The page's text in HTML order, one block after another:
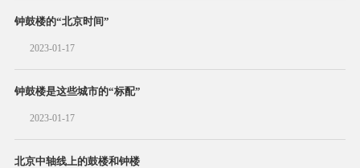
钟鼓楼的“北京时间”
2023-01-17
钟鼓楼是这些城市的“标配”
2023-01-17
北京中轴线上的鼓楼和钟楼